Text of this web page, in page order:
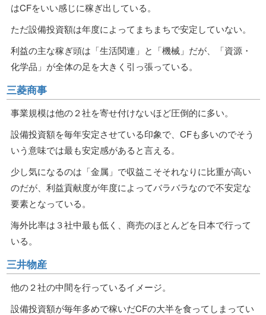
はCFをいい感じに稼ぎ出している。
ただ設備投資額は年度によってまちまちで安定していない。
利益の主な稼ぎ頭は「生活関連」と「機械」だが、「資源・
化学品」が全体の足を大きく引っ張っている。
三菱商事
事業規模は他の２社を寄せ付けないほど圧倒的に多い。
設備投資額を毎年安定させている印象で、CFも多いのでそう
いう意味では最も安定感があると言える。
少し気になるのは「金属」で収益こそそれなりに比重が高い
のだが、利益貢献度が年度によってバラバラなので不安定な
要素となっている。
海外比率は３社中最も低く、商売のほとんどを日本で行って
いる。
三井物産
他の２社の中間を行っているイメージ。
設備投資額が毎年多めで稼いだCFの大半を食ってしまってい